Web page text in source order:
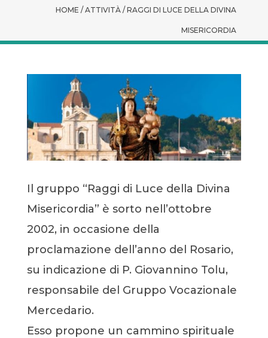
HOME / ATTIVITÀ / RAGGI DI LUCE DELLA DIVINA
MISERICORDIA
Il gruppo “Raggi di Luce della Divina
Misericordia” è sorto nell’ottobre
2002, in occasione della
proclamazione dell’anno del Rosario,
su indicazione di P. Giovannino Tolu,
responsabile del Gruppo Vocazionale
Mercedario.
Esso propone un cammino spirituale